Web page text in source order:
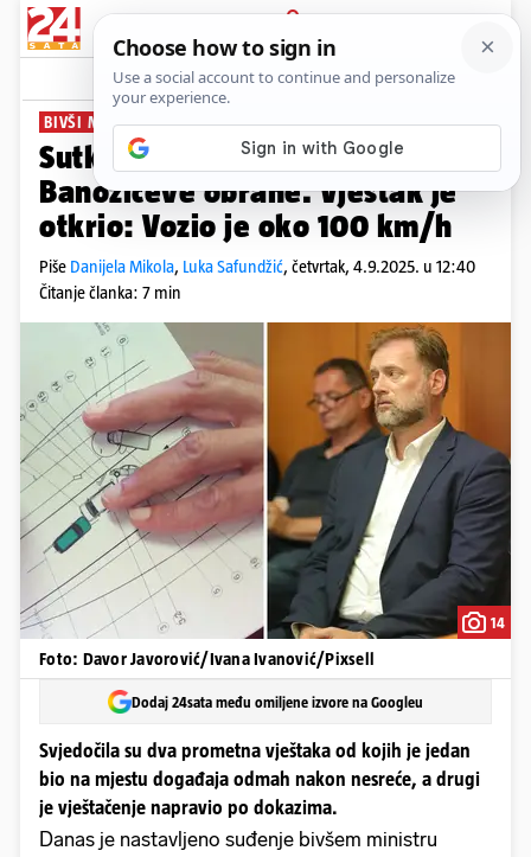
PRIJAVA
News Komentari
BIVŠI MINISTAR U SUDNICI
Sutkinja je odbila manevar
Banožićeve obrane. Vještak je
otkrio: Vozio je oko 100 km/h
Piše Danijela Mikola, Luka Safundžić, četvrtak, 4.9.2025. u 12:40
Čitanje članka: 7 min
14
Foto: Davor Javorović/Ivana Ivanović/Pixsell
Dodaj 24sata među omiljene izvore na Googleu
Svjedočila su dva prometna vještaka od kojih je jedan
bio na mjestu događaja odmah nakon nesreće, a drugi
je vještačenje napravio po dokazima.
Danas je nastavljeno suđenje bivšem ministru